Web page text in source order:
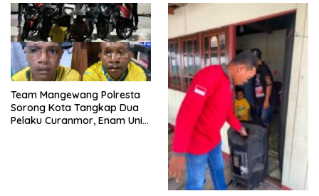
TUNTUTAN DITUNDA
Team Mangewang Polresta
Sorong Kota Tangkap Dua
Pelaku Curanmor, Enam Unit